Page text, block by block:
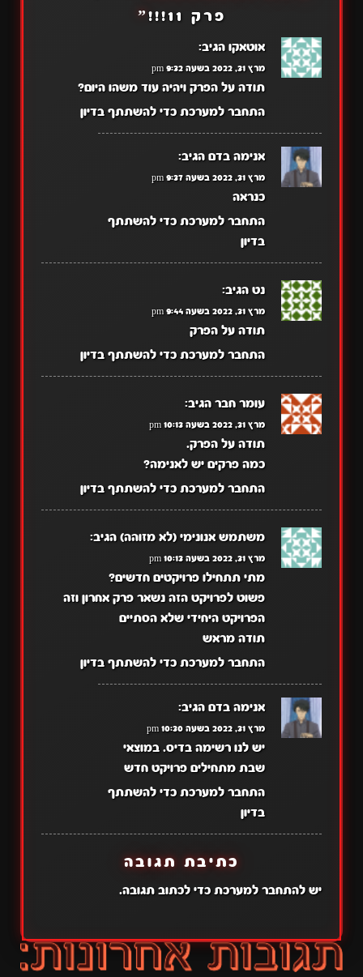
פרק 11!!!
”
אוטאקו הגיב:
מרץ 31, 2022 בשעה 9:32 pm
תודה על הפרק ויהיה עוד משהו היום?
התחבר למערכת כדי להשתתף בדיון
אנימה בדם הגיב:
מרץ 31, 2022 בשעה 9:37 pm
כנראה
התחבר למערכת כדי להשתתף
בדיון
נט הגיב:
מרץ 31, 2022 בשעה 9:44 pm
תודה על הפרק
התחבר למערכת כדי להשתתף בדיון
עומר חבר הגיב:
מרץ 31, 2022 בשעה 10:13 pm
תודה על הפרק.
כמה פרקים יש לאנימה?
התחבר למערכת כדי להשתתף בדיון
משתמש אנונימי (לא מזוהה) הגיב:
מרץ 31, 2022 בשעה 10:13 pm
מתי תתחילו פרויקטים חדשים?
פשוט לפרויקט הזה נשאר פרק אחרון וזה
הפרויקט היחידי שלא הסתיים
תודה מראש
התחבר למערכת כדי להשתתף בדיון
אנימה בדם הגיב:
מרץ 31, 2022 בשעה 10:30 pm
יש לנו רשימה בדיס. במוצאי
שבת מתחילים פרויקט חדש
התחבר למערכת כדי להשתתף
בדיון
כתיבת תגובה
יש להתחבר למערכתכדי לכתוב תגובה.